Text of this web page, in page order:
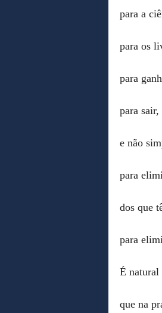
para a
para os
para
para
e não
para
dos que
para
É natural
que na